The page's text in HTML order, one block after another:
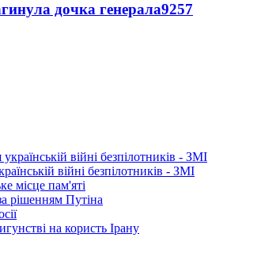
дочка генерала9257
війні безпілотників - ЗМІ
місце пам'яті
рішенням Путіна
на користь Ірану